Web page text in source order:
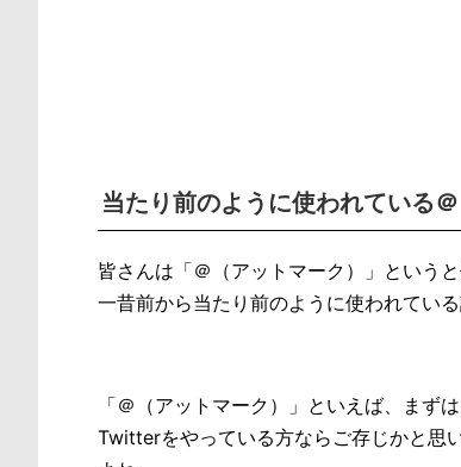
当たり前のように使われている＠
皆さんは「＠（アットマーク）」という
一昔前から当たり前のように使われている
「＠（アットマーク）」といえば、まずは
Twitterをやっている方ならご存じかと思